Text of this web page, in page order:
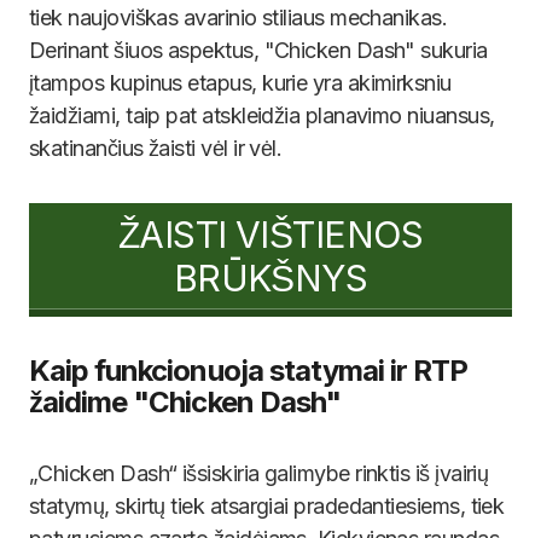
tiek naujoviškas avarinio stiliaus mechanikas.
Derinant šiuos aspektus, "Chicken Dash" sukuria
įtampos kupinus etapus, kurie yra akimirksniu
žaidžiami, taip pat atskleidžia planavimo niuansus,
skatinančius žaisti vėl ir vėl.
ŽAISTI VIŠTIENOS
BRŪKŠNYS
Kaip funkcionuoja statymai ir RTP
žaidime "Chicken Dash"
„Chicken Dash“ išsiskiria galimybe rinktis iš įvairių
statymų, skirtų tiek atsargiai pradedantiesiems, tiek